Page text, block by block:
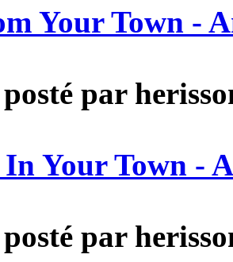
Your Town -
par
In Your Town -
posté par